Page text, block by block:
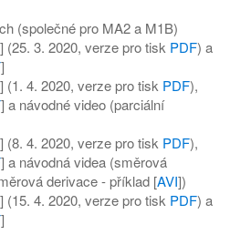
(společné pro MA2 a M1B)
] (25. 3. 2020, verze pro tisk PDF) a
]
] (1. 4. 2020, verze pro tisk PDF),
] a návodné video (parciální
] (8. 4. 2020, verze pro tisk PDF),
] a návodná videa (směrová
derivace - příklad [AVI])
] (15. 4. 2020, verze pro tisk PDF) a
]